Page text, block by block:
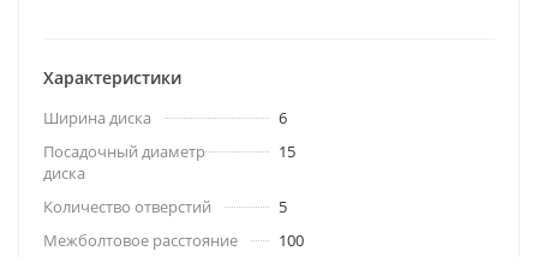
Характеристики
Ширина диска
6
Посадочный диаметр
диска
15
Количество отверстий
5
Межболтовое расстояние
100